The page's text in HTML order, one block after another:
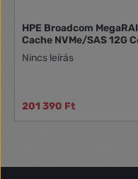
HPE Broadcom
Cache NVMe/SAS 12G
Nincs leírás
201 390 Ft